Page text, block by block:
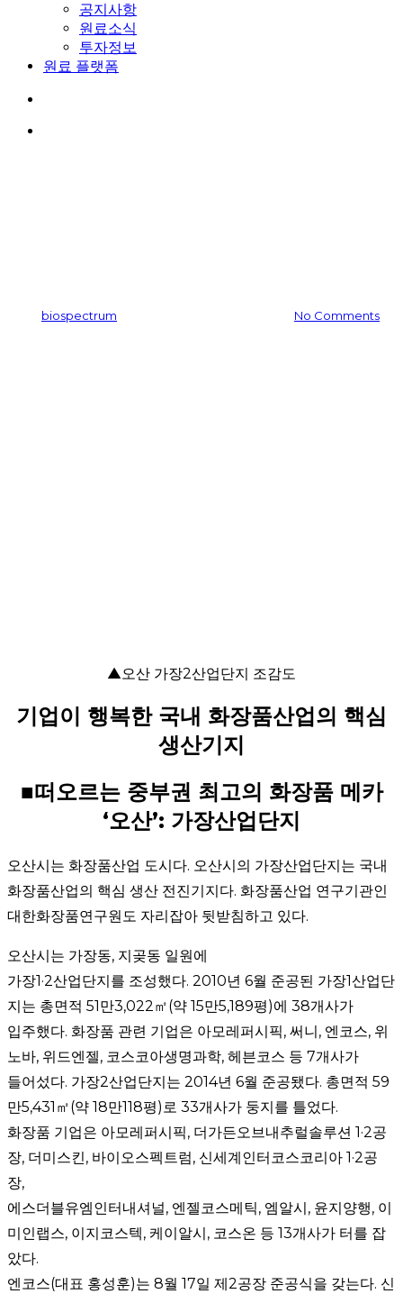
공지사항
원료소식
투자정보
원료 플랫폼
biospectrum No Comments
▲오산 가장2산업단지 조감도
기업이 행복한 국내 화장품산업의 핵심
생산기지
■떠오르는 중부권 최고의 화장품 메카
‘오산’: 가장산업단지
오산시는 화장품산업 도시다. 오산시의 가장산업단지는 국내
화장품산업의 핵심 생산 전진기지다. 화장품산업 연구기관인
대한화장품연구원도 자리잡아 뒷받침하고 있다.
오산시는 가장동, 지곶동 일원에
가장1·2산업단지를 조성했다. 2010년 6월 준공된 가장1산업단
지는 총면적 51만3,022㎡(약 15만5,189평)에 38개사가
입주했다. 화장품 관련 기업은 아모레퍼시픽, 써니, 엔코스, 위
노바, 위드엔젤, 코스코아생명과학, 헤븐코스 등 7개사가
들어섰다. 가장2산업단지는 2014년 6월 준공됐다. 총면적 59
만5,431㎡(약 18만118평)로 33개사가 둥지를 틀었다.
화장품 기업은 아모레퍼시픽, 더가든오브내추럴솔루션 1·2공
장, 더미스킨, 바이오스펙트럼, 신세계인터코스코리아 1·2공
장,
에스더블유엠인터내셔널, 엔젤코스메틱, 엠알시, 윤지양행, 이
미인랩스, 이지코스텍, 케이알시, 코스온 등 13개사가 터를 잡
았다.
엔코스(대표 홍성훈)는 8월 17일 제2공장 준공식을 갖는다. 신